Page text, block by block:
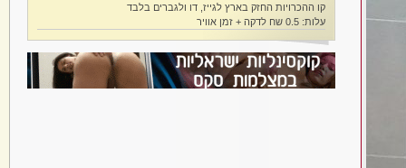
קו ההכרויות החזק בארץ לגייז, דו ולגברים בלבד
עלות: 0.5 שח לדקה + זמן אוויר